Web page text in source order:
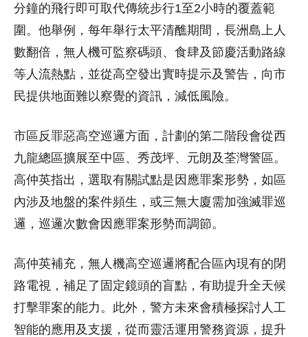
分鐘的飛行即可取代傳統步行1至2小時的覆蓋範
圍。他舉例，每年舉行太平清醮期間，長洲島上人
數翻倍，無人機可監察碼頭、食肆及節慶活動路線
等人流熱點，並從高空發出實時提示及警告，向市
民提供地面難以察覺的資訊，減低風險。
市區反罪惡高空巡邏方面，計劃的第二階段會從西
九龍總區擴展至中區、秀茂坪、元朗及荃灣警區。
高仲英指出，選取有關試點是因應罪案形勢，如區
內涉及地盤的案件頻生，或三無大廈需加強滅罪巡
邏，巡邏次數會因應罪案形勢而調節。
高仲英補充，無人機高空巡邏將配合區內現有的閉
路電視，補足了固定鏡頭的盲點，有助提升全天候
打擊罪案的能力。此外，警方未來會積極探討人工
智能的應用及支援，從而靈活運用警務資源，提升